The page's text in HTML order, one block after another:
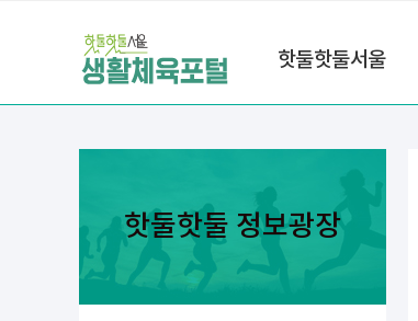
핫둘핫둘서울
핫둘핫둘 정보광장